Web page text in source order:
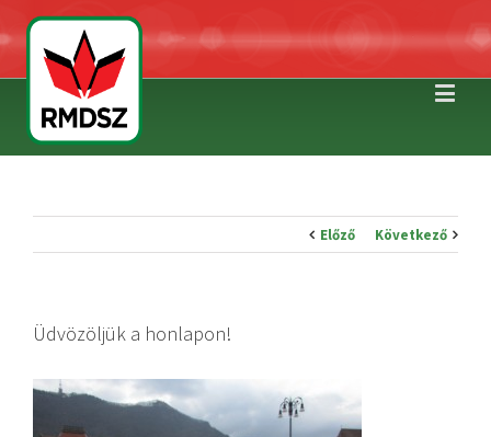
Előző Következő
Üdvözöljük a honlapon!